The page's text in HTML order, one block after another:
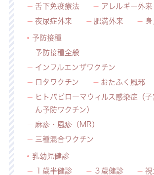
舌下免疫療法
アレルギー外来
夜尿症外来
肥満外来 身
予防接種
予防接種全般
インフルエンザワクチン
ロタワクチン
おたふく風邪
ヒトパピローマウィルス感染症（
ん予防ワクチン）
麻疹・風疹（MR）
三種混合ワクチン
乳幼児健診
１歳半健診
３歳健診
視